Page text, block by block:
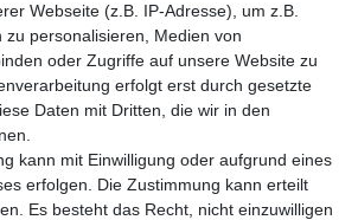
Daten­schutz­erklärung AGB
Widerrufs­recht
widerrufen Kontakt
Webseite (z.B. IP-Adresse), um z.B.
zu personalisieren, Medien von
oder Zugriffe auf unsere Website zu
erfolgt erst durch gesetzte
Daten mit Dritten, die wir in den
kann mit Einwilligung oder aufgrund eines
erfolgen. Die Zustimmung kann erteilt
Es besteht das Recht, nicht einzuwilligen